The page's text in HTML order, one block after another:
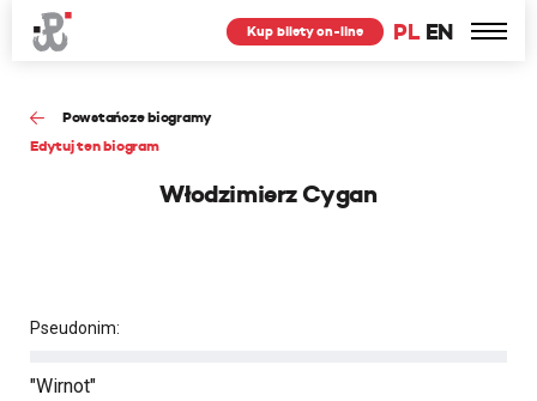
PL EN
Kup bilety on-line
Powstańcze biogramy
Edytuj ten biogram
Włodzimierz Cygan
Pseudonim:
"Wirnot"